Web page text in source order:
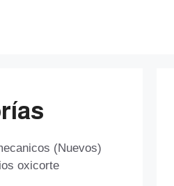
(Nuevos)
oxicorte